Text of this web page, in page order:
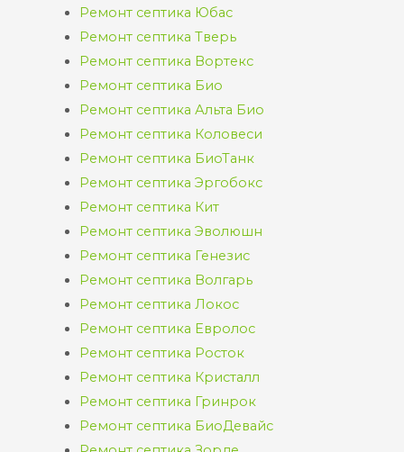
Ремонт септика Юбас
Ремонт септика Тверь
Ремонт септика Вортекс
Ремонт септика Био
Ремонт септика Альта Био
Ремонт септика Коловеси
Ремонт септика БиоТанк
Ремонт септика Эргобокс
Ремонт септика Кит
Ремонт септика Эволюшн
Ремонт септика Генезис
Ремонт септика Волгарь
Ремонт септика Локос
Ремонт септика Евролос
Ремонт септика Росток
Ремонт септика Кристалл
Ремонт септика Гринрок
Ремонт септика БиоДевайс